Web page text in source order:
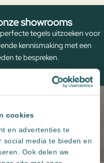
cookies
en advertenties te
social media te bieden en
Ook delen we
showrooms
tegels uitzoeken voor
kennismaking met een
te bespreken.